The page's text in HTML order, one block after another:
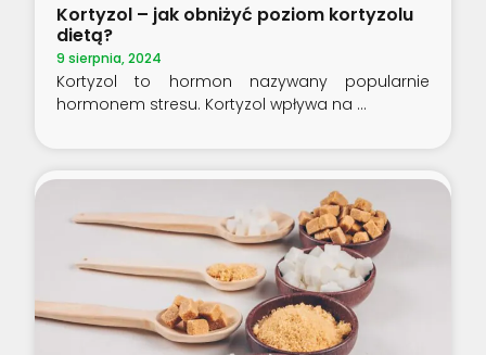
Kortyzol – jak obniżyć poziom kortyzolu
dietą?
9 sierpnia, 2024
Kortyzol to hormon nazywany popularnie
hormonem stresu. Kortyzol wpływa na